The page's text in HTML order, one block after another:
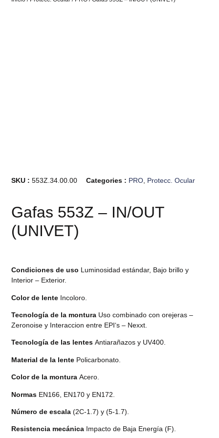
SKU :553Z.34.00.00 Categories : PRO, Protecc. Ocular
Gafas 553Z – IN/OUT
(UNIVET)
Condiciones de uso Luminosidad estándar, Bajo brillo y
Interior – Exterior.
Color de lente Incoloro.
Tecnología de la montura Uso combinado con orejeras –
Zeronoise y Interaccion entre EPI‘s – Nexxt.
Tecnología de las lentesAntiarañazos y UV400.
Material de la lente Policarbonato.
Color de la monturaAcero.
Normas EN166, EN170 y EN172.
Número de escala(2C-1.7) y (5-1.7).
Resistencia mecánica Impacto de Baja Energía (F).